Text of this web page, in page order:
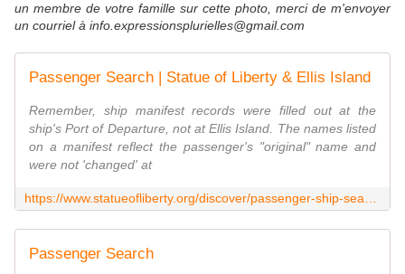
un membre de votre famille sur cette photo, merci de m'envoyer
un courriel à info.expressionsplurielles@gmail.com
Passenger Search | Statue of Liberty & Ellis Island
Remember, ship manifest records were filled out at the
ship's Port of Departure, not at Ellis Island. The names listed
on a manifest reflect the passenger's "original" name and
were not 'changed' at
Passenger Search